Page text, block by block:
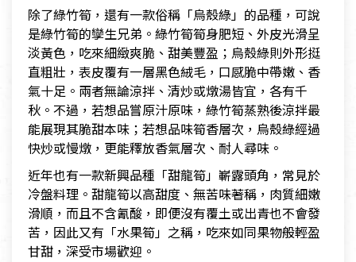
除了綠竹筍，還有一款俗稱「烏殼綠」的品種，可說
是綠竹筍的孿生兄弟。綠竹筍筍身肥短、外皮光滑呈
淡黃色，吃來細緻爽脆、甜美豐盈；烏殼綠則外形挺
直粗壯，表皮覆有一層黑色絨毛，口感脆中帶嫩、香
氣十足。兩者無論涼拌、清炒或燉湯皆宜，各有千
秋。不過，若想品嘗原汁原味，綠竹筍蒸熟後涼拌最
能展現其脆甜本味；若想品味筍香層次，烏殼綠經過
快炒或慢燉，更能釋放香氣層次、耐人尋味。
近年也有一款新興品種「甜龍筍」嶄露頭角，常見於
冷盤料理。甜龍筍以高甜度、無苦味著稱，肉質細嫩
滑順，而且不含氰酸，即便沒有覆土或出青也不會發
苦，因此又有「水果筍」之稱，吃來如同果物般輕盈
甘甜，深受市場歡迎。